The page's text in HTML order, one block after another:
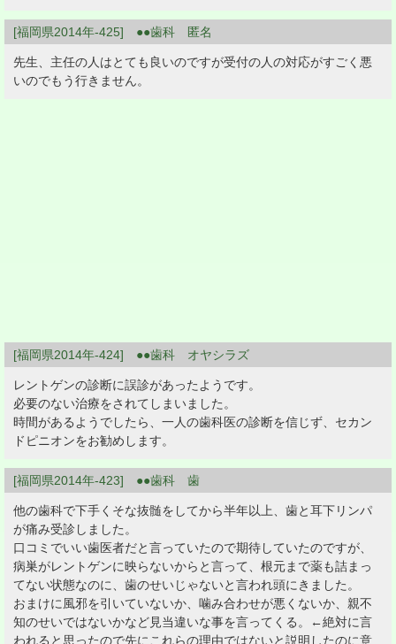
[福岡県2014年-425] ●●歯科 匿名
先生、主任の人はとても良いのですが受付の人の対応がすごく悪
いのでもう行きません。
[福岡県2014年-424] ●●歯科 オヤシラズ
レントゲンの診断に誤診があったようです。
必要のない治療をされてしまいました。
時間があるようでしたら、一人の歯科医の診断を信じず、セカン
ドピニオンをお勧めします。
[福岡県2014年-423] ●●歯科 歯
他の歯科で下手くそな抜髄をしてから半年以上、歯と耳下リンパ
が痛み受診しました。
口コミでいい歯医者だと言っていたので期待していたのですが、
病巣がレントゲンに映らないからと言って、根元まで薬も詰まっ
てない状態なのに、歯のせいじゃないと言われ頭にきました。
おまけに風邪を引いていないか、噛み合わせが悪くないか、親不
知のせいではないかなど見当違いな事を言ってくる。←絶対に言
われると思ったので先にこれらの理由ではないと説明したのに意